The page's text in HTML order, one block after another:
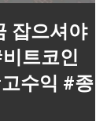
잡으셔야
트코인
수익 #종